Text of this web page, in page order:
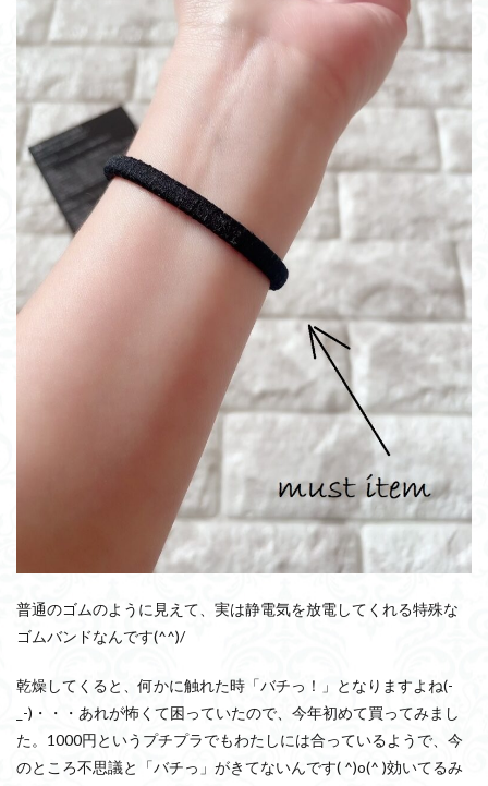
普通のゴムのように見えて、実は静電気を放電してくれる特殊な
ゴムバンドなんです(^^)/
乾燥してくると、何かに触れた時「バチっ！」となりますよね(-
_-)・・・あれが怖くて困っていたので、今年初めて買ってみまし
た。1000円というプチプラでもわたしには合っているようで、今
のところ不思議と「バチっ」がきてないんです( ^)o(^ )効いてるみ